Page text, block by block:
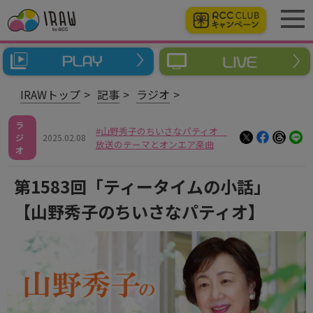
IRAWトップ 記事 ラジオ
ラ
ジ
オ
2025.02.08
山野秀子のちいさなパティオ
放送のテーマとオンエア楽曲
第1583回「ティータイムの小話」
【山野秀子のちいさなパティオ】